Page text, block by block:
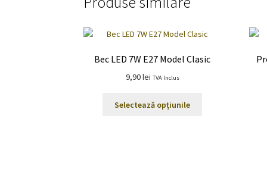
Bec LED 7W E27 Model Clasic
9,90lei TVA Inclus
Selectează opțiunile